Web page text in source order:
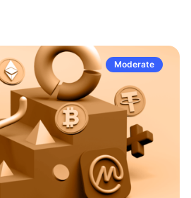
Moderate